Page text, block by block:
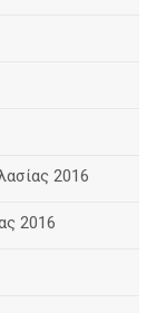
2016
2016